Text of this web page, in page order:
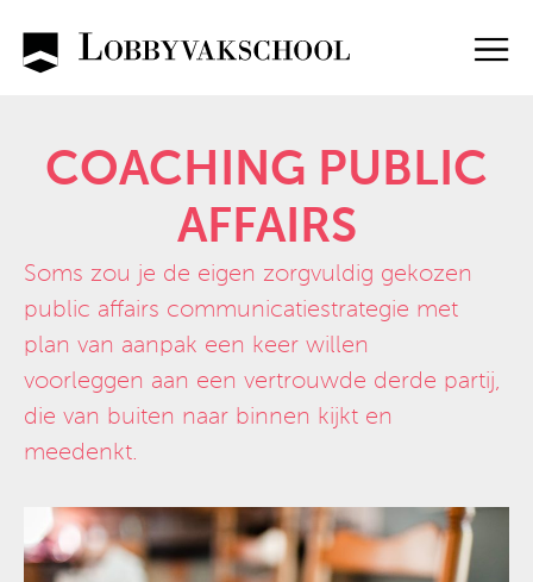
content
COACHING PUBLIC
AFFAIRS
Soms zou je de eigen zorgvuldig gekozen
public affairs communicatiestrategie met
plan van aanpak een keer willen
voorleggen aan een vertrouwde derde partij,
die van buiten naar binnen kijkt en
meedenkt.